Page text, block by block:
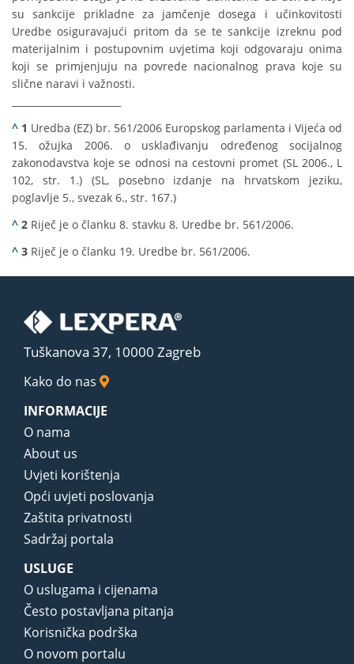
su sankcije prikladne za jamčenje dosega i učinkovitosti
Uredbe osiguravajući pritom da se te sankcije izreknu pod
materijalnim i postupovnim uvjetima koji odgovaraju onima
koji se primjenjuju na povrede nacionalnog prava koje su
slične naravi i važnosti.
^ 1 Uredba (EZ) br. 561/2006 Europskog parlamenta i Vijeća od
15. ožujka 2006. o usklađivanju određenog socijalnog
zakonodavstva koje se odnosi na cestovni promet (SL 2006., L
102, str. 1.) (SL, posebno izdanje na hrvatskom jeziku,
poglavlje 5., svezak 6., str. 167.)
^ 2 Riječ je o članku 8. stavku 8. Uredbe br. 561/2006.
^ 3 Riječ je o članku 19. Uredbe br. 561/2006.
Tuškanova 37, 10000 Zagreb
Kako do nas
INFORMACIJE
O nama
About us
Uvjeti korištenja
Opći uvjeti poslovanja
Zaštita privatnosti
Sadržaj portala
USLUGE
O uslugama i cijenama
Često postavljana pitanja
Korisnička podrška
O novom portalu